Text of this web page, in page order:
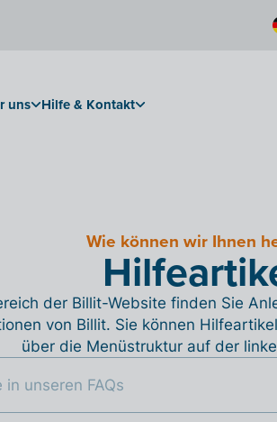
uns Hilfe & Kontakt
Wie können wir Ihnen
der Billit-Website finden Sie
von Billit. Sie können
über die Menüstruktur auf der